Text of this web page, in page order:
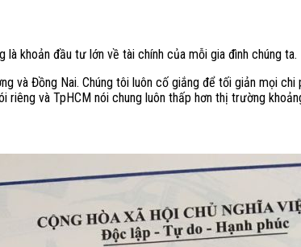
là khoản đầu tư lớn về tài chính của mỗi gia đình chúng ta.
và Đồng Nai. Chúng tôi luôn cố giắng để tối giản mọi chi
riêng và TpHCM nói chung luôn thấp hơn thị trường